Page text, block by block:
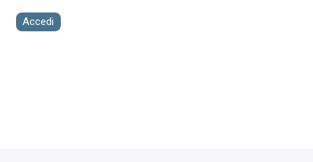
Accedi